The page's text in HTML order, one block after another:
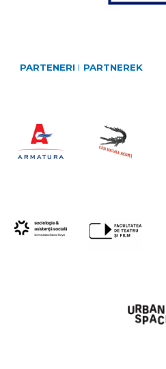
PARTENERI I PARTNEREK